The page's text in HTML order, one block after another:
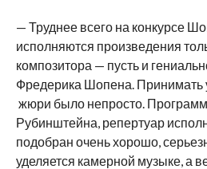
— Труднее всего на конкурсе
исполняются произведения
композитора — пусть и
Фредерика Шопена. Принимать
жюри было непросто.
Рубинштейна, репертуар
подобран очень хорошо,
уделяется камерной музыке, а